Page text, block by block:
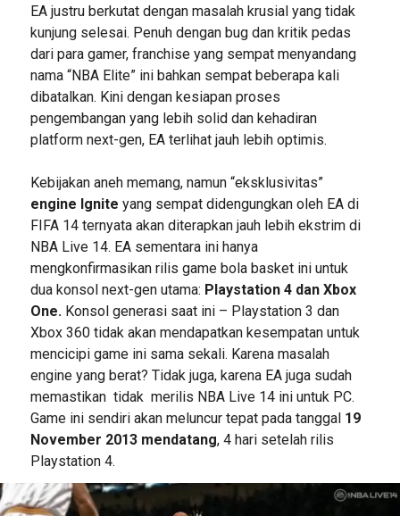
EA justru berkutat dengan masalah krusial yang tidak
kunjung selesai. Penuh dengan bug dan kritik pedas
dari para gamer, franchise yang sempat menyandang
nama “NBA Elite” ini bahkan sempat beberapa kali
dibatalkan. Kini dengan kesiapan proses
pengembangan yang lebih solid dan kehadiran
platform next-gen, EA terlihat jauh lebih optimis.
Kebijakan aneh memang, namun “eksklusivitas”
engine Ignite yang sempat didengungkan oleh EA di
FIFA 14 ternyata akan diterapkan jauh lebih ekstrim di
NBA Live 14. EA sementara ini hanya
mengkonfirmasikan rilis game bola basket ini untuk
dua konsol next-gen utama: Playstation 4 dan Xbox
One.Konsol generasi saat ini – Playstation 3 dan
Xbox 360 tidak akan mendapatkan kesempatan untuk
mencicipi game ini sama sekali. Karena masalah
engine yang berat? Tidak juga, karena EA juga sudah
memastikan tidak merilis NBA Live 14 ini untuk PC.
Game ini sendiri akan meluncur tepat pada tanggal 19
November 2013 mendatang, 4 hari setelah rilis
Playstation 4.